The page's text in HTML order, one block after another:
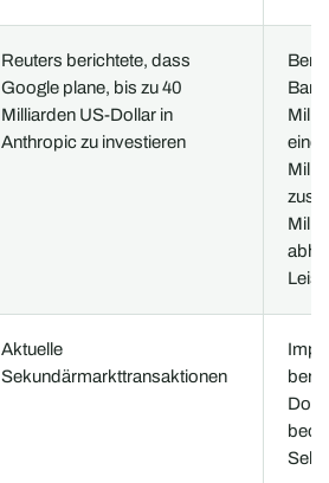
Reuters berichtete, dass
Google plane, bis zu 40
Milliarden US-Dollar in
Anthropic zu investieren
Aktuelle
Sekundärmarkttransaktionen